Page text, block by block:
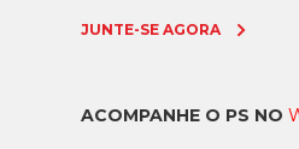
JUNTE-SE AGORA
ACOMPANHE O PS NO